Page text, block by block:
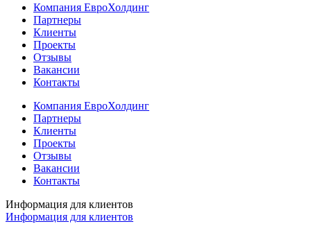
Компания ЕвроХолдинг
Партнеры
Клиенты
Проекты
Отзывы
Вакансии
Контакты
Компания ЕвроХолдинг
Партнеры
Клиенты
Проекты
Отзывы
Вакансии
Контакты
Информация для клиентов
Информация для клиентов